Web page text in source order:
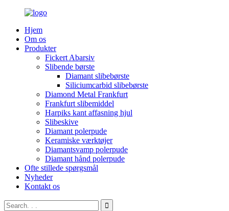
Hjem
Om os
Produkter
Fickert Abarsiv
Slibende børste
Diamant slibebørste
Siliciumcarbid slibebørste
Diamond Metal Frankfurt
Frankfurt slibemiddel
Harpiks kant affasning hjul
Slibeskive
Diamant polerpude
Keramiske værktøjer
Diamantsvamp polerpude
Diamant hånd polerpude
Ofte stillede spørgsmål
Nyheder
Kontakt os